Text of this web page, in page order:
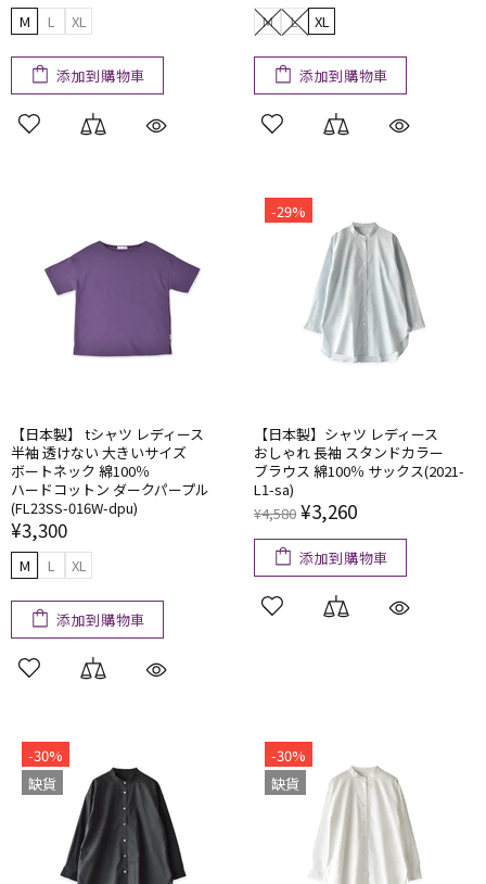
M L XL
添加到購物車
M L XL
添加到購物車
【日本製】 tシャツ レディース
半袖 透けない​ ​大きい​サイズ
ボートネック 綿100％
ハードコットン ダークパープル
(FL23SS-016W-dpu)
¥3,300
M L XL
添加到購物車
-29%
【日本製】​シャツ レディース
おしゃれ 長袖 スタンドカラー
ブラウス 綿100％ サックス(2021-
L1-sa)
¥4,580 ¥3,260
添加到購物車
-30%
缺貨
-30%
缺貨